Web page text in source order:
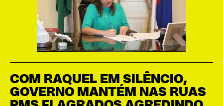
COM RAQUEL EM SILÊNCIO,
GOVERNO MANTÉM NAS RUAS